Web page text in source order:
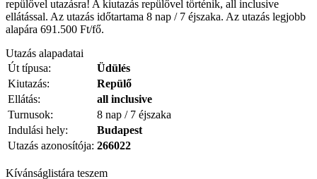
repülővel utazásra! A kiutazás repülővel történik, all inclusive
ellátással. Az utazás időtartama 8 nap / 7 éjszaka. Az utazás legjobb
alapára 691.500 Ft/fő.
Utazás alapadatai
Út típusa:
Üdülés
Kiutazás:
Repülő
Ellátás:
all inclusive
Turnusok:
8 nap / 7 éjszaka
Indulási hely:
Budapest
Utazás azonosítója: 266022
Kívánságlistára teszem